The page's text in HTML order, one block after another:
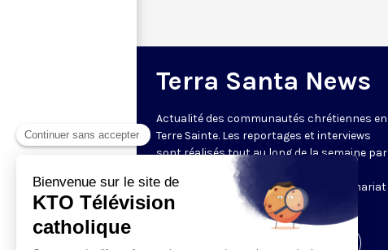
Terra Santa News
Actualité des communautés chrétiennes en
Terre Sainte. Les reportages et interviews
sont réalisés tout au long de la semaine par
le Centre des Médias de la Custodie
Franciscaine de Terre Sainte. En partenariat
avec le Franciscan Media Center.